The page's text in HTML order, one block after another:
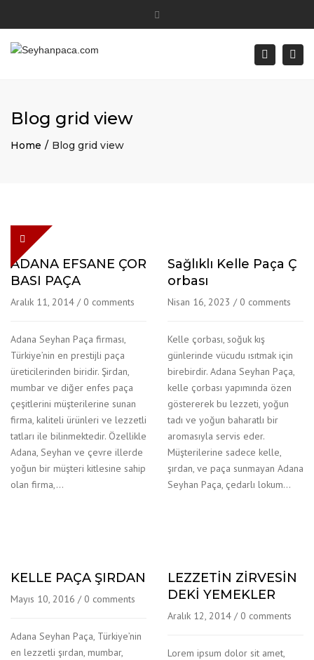
+90 532 359 07 45
Close
Search
Blog grid view
Home Blog grid view
ADANA EFSANE ÇOR
BASI PAÇA
Aralık 11, 2014 / 0 comments
Adana Seyhan Paça firması,
Türkiye’nin en prestijli paça
üreticilerinden biridir. Şirdan,
mumbar ve diğer enfes paça
çeşitlerini müşterilerine sunan
firma, kaliteli ürünleri ve lezzetli
tatları ile bilinmektedir. Özellikle
Adana, Seyhan ve çevre illerde
yoğun bir müşteri kitlesine sahip
olan firma,…
Sağlıklı Kelle Paça Ç
orbası
Nisan 16, 2023 / 0 comments
Kelle çorbası, soğuk kış
günlerinde vücudu ısıtmak için
birebirdir. Adana Seyhan Paça,
kelle çorbası yapımında özen
göstererek bu lezzeti, yoğun
tadı ve yoğun baharatlı bir
aromasıyla servis eder.
Müşterilerine sadece kelle,
şırdan, ve paça sunmayan Adana
Seyhan Paça, çedarlı lokum…
KELLE PAÇA ŞIRDAN
Mayıs 10, 2016 / 0 comments
Adana Seyhan Paça, Türkiye’nin
en lezzetli şırdan, mumbar,
LEZZETİN ZİRVESİN
DEKİ YEMEKLER
Aralık 12, 2014 / 0 comments
Lorem ipsum dolor sit amet,